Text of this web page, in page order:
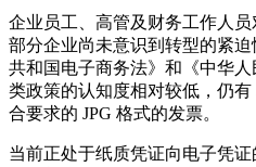
企业员工、高管及财务工作人员
部分企业尚未意识到转型的紧
共和国电子商务法》和《中华
类政策的认知度相对较低，仍
合要求的 JPG 格式的发票。
当前正处于纸质凭证向电子凭